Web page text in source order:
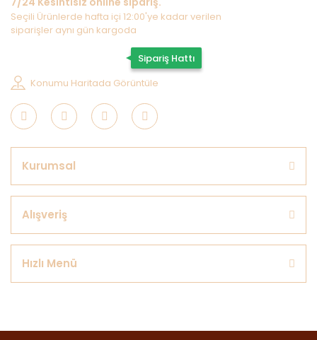
Seçili Ürünlerde hafta içi 12:00'ye kadar verilen
siparişler aynı gün kargoda
Sipariş Hattı
Konumu Haritada Görüntüle
Kurumsal
Alışveriş
Hızlı Menü